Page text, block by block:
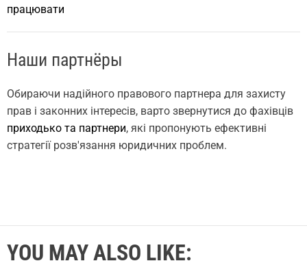
працювати
Наши партнёры
Обираючи надійного правового партнера для захисту
прав і законних інтересів, варто звернутися до фахівців
приходько та партнери, які пропонують ефективні
стратегії розв'язання юридичних проблем.
YOU MAY ALSO LIKE: